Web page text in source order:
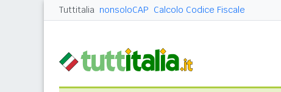
Tuttitalia nonsoloCAP Calcolo Codice Fiscale